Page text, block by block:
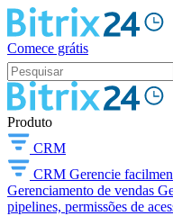
Comece grátis
Produto
CRM
CRM Gerencie
Gerenciamento de vendas
pipelines, permissões de